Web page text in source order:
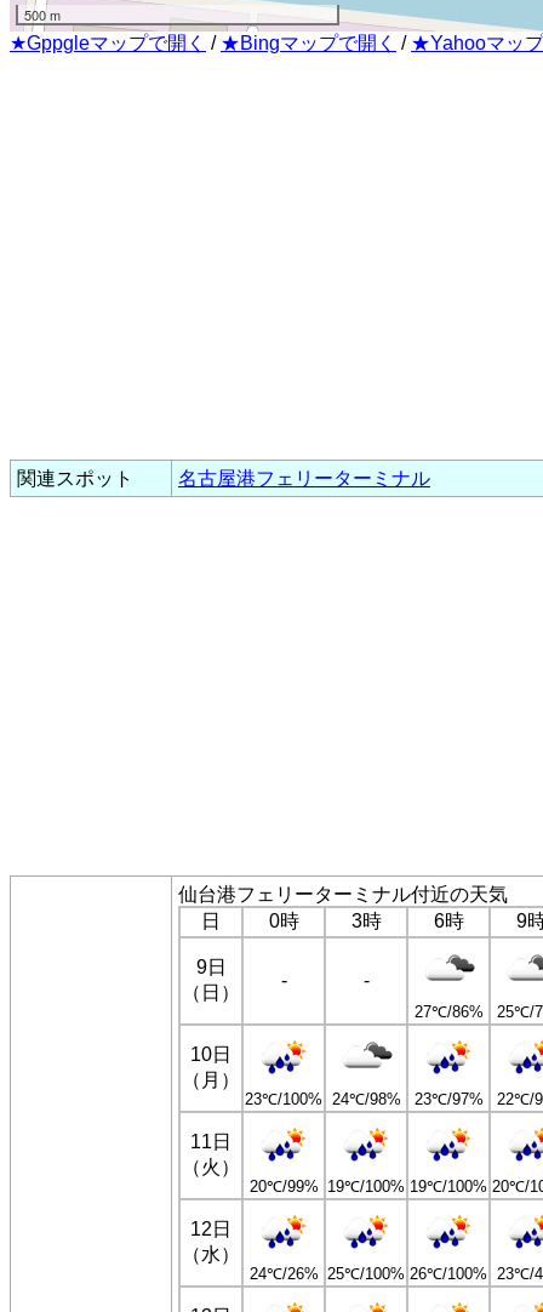
500 m
★Gppgleマップで開く / ★Bingマップで開く / ★Yahooマッ
関連スポット 名古屋港フェリーターミナル
仙台港フェリーターミナル付近の天気
日
0時 3時 6時 9
9日
（日）
- -
27℃/86% 25℃/
10日
（月）
23℃/100% 24℃/98% 23℃/97% 22℃/
11日
（火）
20℃/99% 19℃/100% 19℃/100% 20℃/
12日
（水）
24℃/26% 25℃/100% 26℃/100% 23℃/